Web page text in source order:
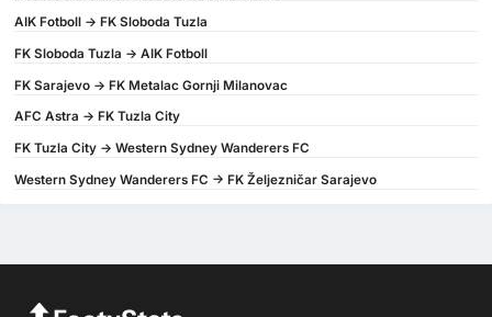
AIK Fotboll -> FK Sloboda Tuzla
FK Sloboda Tuzla -> AIK Fotboll
FK Sarajevo -> FK Metalac Gornji Milanovac
AFC Astra -> FK Tuzla City
FK Tuzla City -> Western Sydney Wanderers FC
Western Sydney Wanderers FC -> FK Željezničar Sarajevo